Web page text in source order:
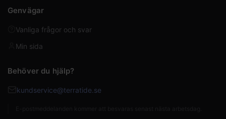
Genvägar
Vanliga frågor och svar
Min sida
Behöver du hjälp?
kundservice@terratide.se